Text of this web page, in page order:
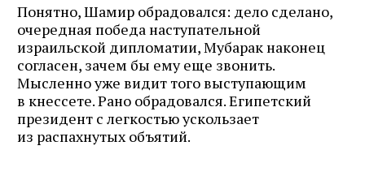
Понятно, Шамир обрадовался: дело сделано,
очередная победа наступательной
израильской дипломатии, Мубарак наконец
согласен, зачем бы ему еще звонить.
Мысленно уже видит того выступающим
в кнессете. Рано обрадовался. Египетский
президент с легкостью ускользает
из распахнутых объятий.